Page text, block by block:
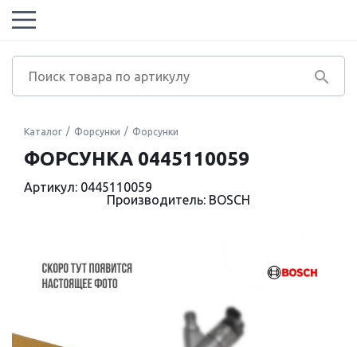
Каталог Форсунки Форсунки
ФОРСУНКА 0445110059
Артикул: 0445110059
Производитель: BOSCH